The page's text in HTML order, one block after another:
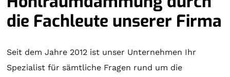
die Fachleute unserer Firma
Seit dem Jahre 2012 ist unser Unternehmen Ihr
Spezialist für sämtliche Fragen rund um die